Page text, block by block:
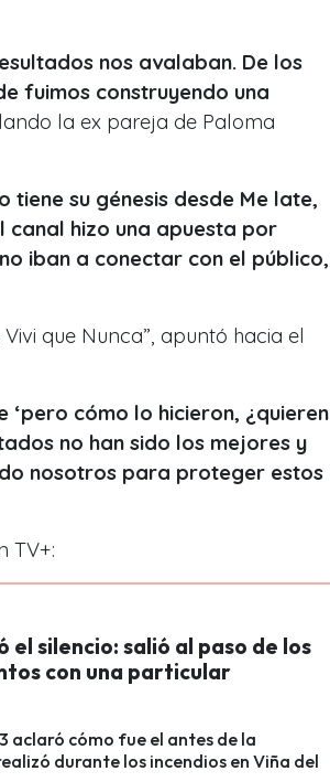
nos avalaban. De los
fuimos construyendo una
la ex pareja de Paloma
tiene su génesis desde Me late,
canal hizo una apuesta por
iban a conectar con el público,
Vivi que Nunca” , apuntó hacia el
‘pero cómo lo hicieron, ¿quieren
no han sido los mejores y
nosotros para proteger estos
TV+:
el silencio: salió al paso de los
con una particular
aclaró cómo fue el antes de la
durante los incendios en Viña del